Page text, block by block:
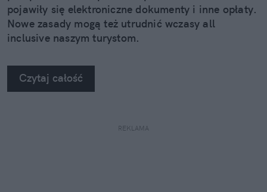
pojawiły się elektroniczne dokumenty i inne opłaty.
Nowe zasady mogą też utrudnić wczasy all
inclusive naszym turystom.
Czytaj całość
REKLAMA